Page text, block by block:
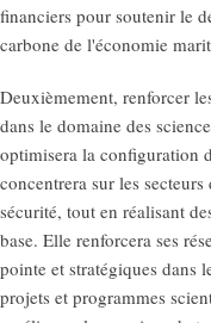
financiers pour soutenir le
carbone de l'économie
Deuxièmement, renforcer
dans le domaine des
optimisera la configuration
concentrera sur les
sécurité, tout en réalisant
base. Elle renforcera ses
pointe et stratégiques dans
projets et programmes